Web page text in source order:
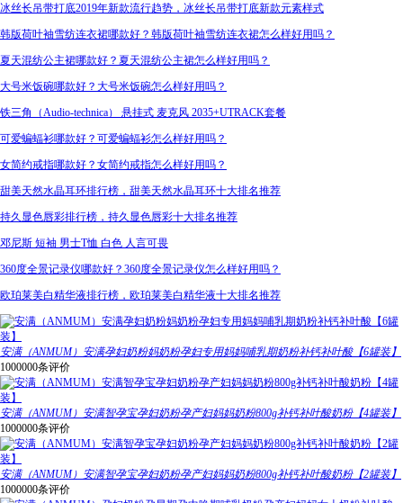
冰丝长吊带打底2019年新款流行趋势，冰丝长吊带打底新款元素样式
韩版荷叶袖雪纺连衣裙哪款好？韩版荷叶袖雪纺连衣裙怎么样好用吗？
夏天混纺公主裙哪款好？夏天混纺公主裙怎么样好用吗？
大号米饭碗哪款好？大号米饭碗怎么样好用吗？
铁三角（Audio-technica） 悬挂式 麦克风 2035+UTRACK套餐
可爱蝙蝠衫哪款好？可爱蝙蝠衫怎么样好用吗？
女简约戒指哪款好？女简约戒指怎么样好用吗？
甜美天然水晶耳环排行榜，甜美天然水晶耳环十大排名推荐
持久显色唇彩排行榜，持久显色唇彩十大排名推荐
邓尼斯 短袖 男士T恤 白色 人言可畏
360度全景记录仪哪款好？360度全景记录仪怎么样好用吗？
欧珀莱美白精华液排行榜，欧珀莱美白精华液十大排名推荐
安满（ANMUM）安满孕妇奶粉妈奶粉孕妇专用妈妈哺乳期奶粉补钙补叶酸【6罐装】
1000000条评价
安满（ANMUM）安满智孕宝孕妇奶粉孕产妇妈妈奶粉800g补钙补叶酸奶粉【4罐装】
1000000条评价
安满（ANMUM）安满智孕宝孕妇奶粉孕产妇妈妈奶粉800g补钙补叶酸奶粉【2罐装】
1000000条评价